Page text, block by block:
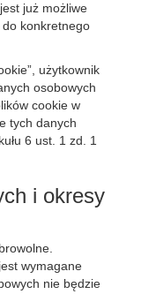
już możliwe
konkretnego
użytkownik
osobowych
cookie w
tych danych
6 ust. 1 zd. 1
i okresy
wymagane
nie będzie